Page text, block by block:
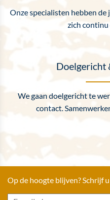
Onze specialisten hebben
zich
Doelgericht
We gaan doelgericht te
contact.
Op de hoogte blijven? Schrijf